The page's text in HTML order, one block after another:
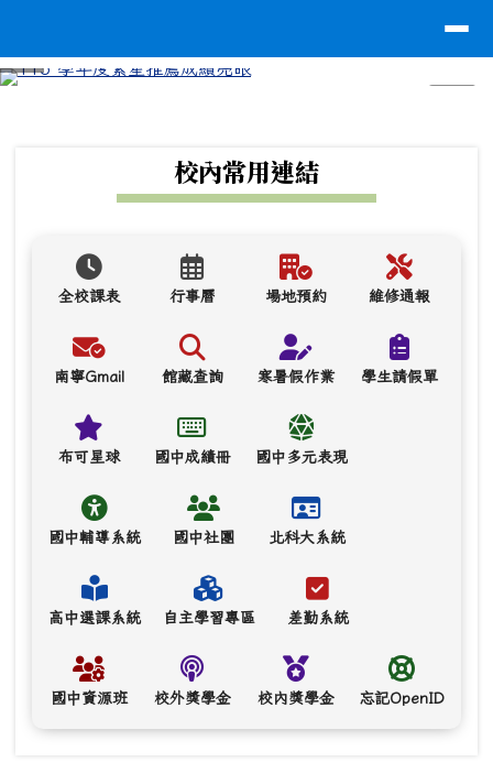
校內常用連結
全校課表 行事曆 場地預約 維修通報
南寧Gmail 館藏查詢 寒暑假作業 學生請假單
布可星球 國中成績冊 國中多元表現
國中輔導系統 國中社團 北科大系統
高中選課系統 自主學習專區 差勤系統
國中資源班 校外獎學金 校內獎學金 忘記OpenID